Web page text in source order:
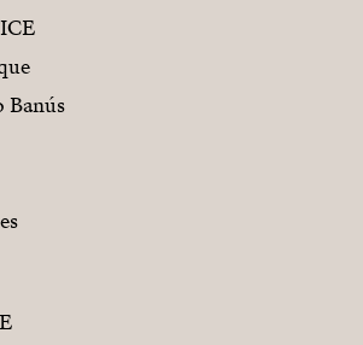
Banús